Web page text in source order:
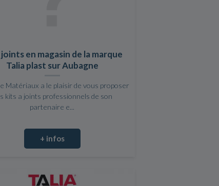
en magasin de la marque
Talia plast sur Aubagne
Matériaux a le plaisir de vous proposer
kits a joints professionnels de son
partenaire e...
+ infos